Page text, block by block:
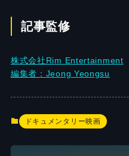
記事監修
株式会社Rim Entertainment
編集者：Jeong Yeongsu
ドキュメンタリー映画